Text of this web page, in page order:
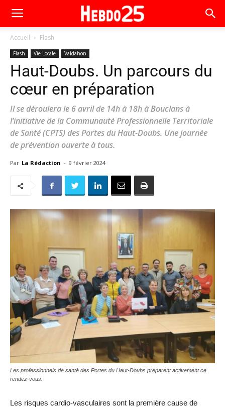
Accueil Flash
Flash Vie Locale Valdahon
Haut-Doubs. Un parcours du
cœur en préparation
Il se déroulera le 6 avril de 14h à 18h à Bouclans à
l’initiative de la Communauté Professionnelle Territoriale
de Santé (CPTS) des Portes du Haut-Doubs. Une journée
de prévention ouverte à tous.
Par La Rédaction - 9 février 2024
Les professionnels de santé des Portes du Haut-Doubs préparent activement ce
rendez-vous.
Les risques cardio-vasculaires sont la première cause de